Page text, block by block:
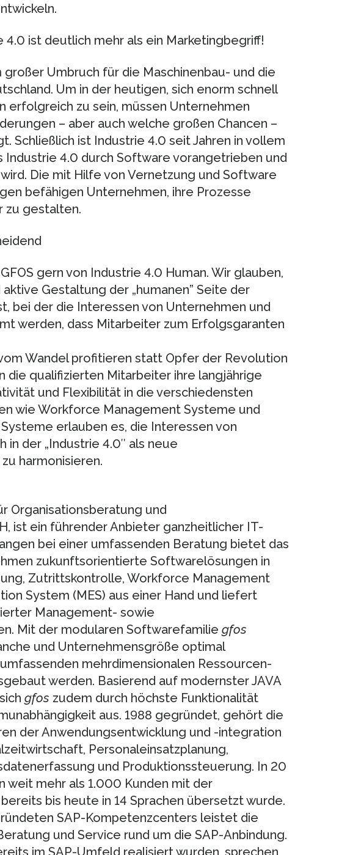
4.0 ist deutlich mehr als ein Marketingbegriff!
Umbruch für die Maschinenbau- und die
Um in der heutigen, sich enorm schnell
erfolgreich zu sein, müssen Unternehmen
– aber auch welche großen Chancen –
Schließlich ist Industrie 4.0 seit Jahren in vollem
Industrie 4.0 durch Software vorangetrieben und
Die mit Hilfe von Vernetzung und Software
befähigen Unternehmen, ihre Prozesse
zu gestalten.
gern von Industrie 4.0 Human. Wir glauben,
Gestaltung der „humanen” Seite der
bei der die Interessen von Unternehmen und
werden, dass Mitarbeiter zum Erfolgsgaranten
Wandel profitieren statt Opfer der Revolution
die qualifizierten Mitarbeiter ihre langjährige
und Flexibilität in die verschiedensten
wie Workforce Management Systeme und
erlauben es, die Interessen von
in der „Industrie 4.0″ als neue
harmonisieren.
Organisationsberatung und
ist ein führender Anbieter ganzheitlicher IT-
bei einer umfassenden Beratung bietet das
zukunftsorientierte Softwarelösungen in
Zutrittskontrolle, Workforce Management
System (MES) aus einer Hand und liefert
Management- sowie
Mit der modularen Softwarefamilie gfos
und Unternehmensgröße optimal
mehrdimensionalen Ressourcen-
werden. Basierend auf modernster JAVA
gfos zudem durch höchste Funktionalität
aus. 1988 gegründet, gehört die
der Anwendungsentwicklung und -integration
Personaleinsatzplanung,
und Produktionssteuerung. In 20
weit mehr als 1.000 Kunden mit der
bereits bis heute in 14 Sprachen übersetzt wurde.
SAP-Kompetenzcenters leistet die
und Service rund um die SAP-Anbindung.